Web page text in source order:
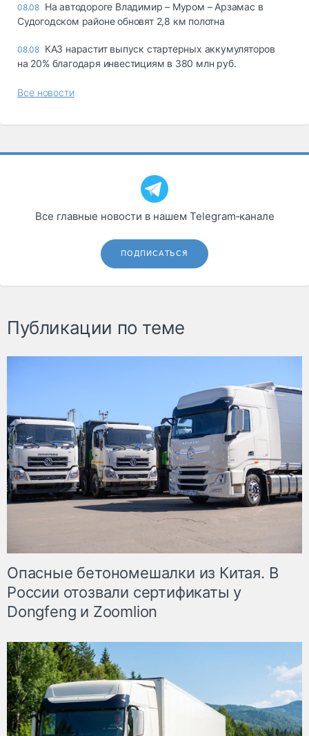
08.08 На автодороге Владимир – Муром – Арзамас в
Судогодском районе обновят 2,8 км полотна
08.08 КАЗ нарастит выпуск стартерных аккумуляторов
на 20% благодаря инвестициям в 380 млн руб.
Все новости
Все главные новости в нашем Telegram‑канале
ПОДПИСАТЬСЯ
Публикации по теме
Опасные бетономешалки из Китая. В
России отозвали сертификаты у
Dongfeng и Zoomlion